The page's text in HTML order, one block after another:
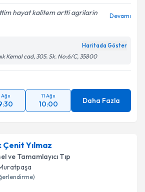
hayat kalitem artti agrilarin
Devamı
Haritada Göster
Kemal cad, 305. Sk. No:6/C, 35800
Ağu 11 Ağu
10:00 Daha Fazla
Çenit Yılmaz
ve Tamamlayıcı Tıp